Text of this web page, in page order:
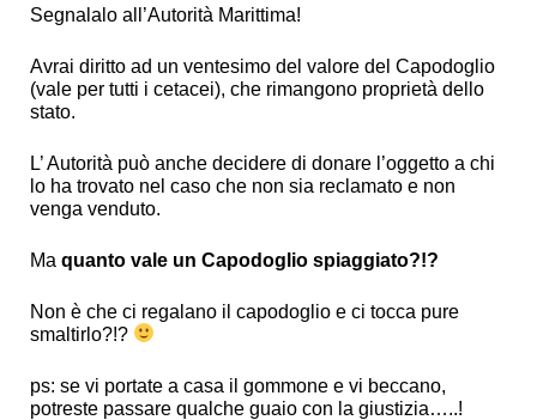
Segnalalo all’Autorità Marittima!
Avrai diritto ad un ventesimo del valore del Capodoglio
(vale per tutti i cetacei), che rimangono proprietà dello
stato.
L’ Autorità può anche decidere di donare l’oggetto a chi
lo ha trovato nel caso che non sia reclamato e non
venga venduto.
Ma quanto vale un Capodoglio spiaggiato?!?
Non è che ci regalano il capodoglio e ci tocca pure
smaltirlo?!?
ps: se vi portate a casa il gommone e vi beccano,
potreste passare qualche guaio con la giustizia…..!